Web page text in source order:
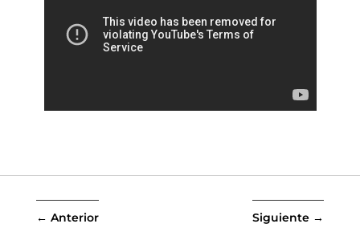
← Anterior Siguiente →